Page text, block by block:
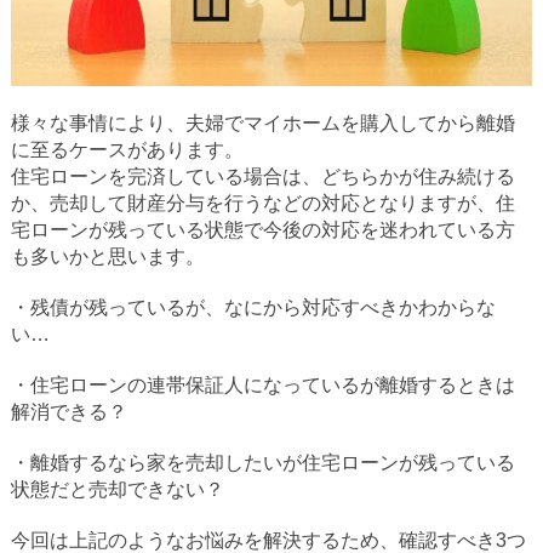
様々な事情により、夫婦でマイホームを購入してから離婚
に至るケースがあります。
住宅ローンを完済している場合は、どちらかが住み続ける
か、売却して財産分与を行うなどの対応となりますが、住
宅ローンが残っている状態で今後の対応を迷われている方
も多いかと思います。
・残債が残っているが、なにから対応すべきかわからな
い…
・住宅ローンの連帯保証人になっているが離婚するときは
解消できる？
・離婚するなら家を売却したいが住宅ローンが残っている
状態だと売却できない？
今回は上記のようなお悩みを解決するため、確認すべき3つ